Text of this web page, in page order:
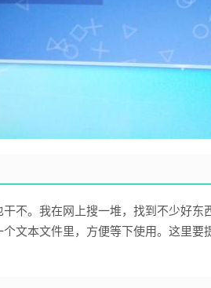
不。我在网上搜一堆，找到不少好
文本文件里，方便等下使用。这里